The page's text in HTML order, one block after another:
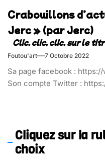
Crabouillons
Jerc » (par Jerc)
Foutou'art 7 Octobre 2022
Sa page facebook :
Son compte Twitter :
Cliquez sur la
choix